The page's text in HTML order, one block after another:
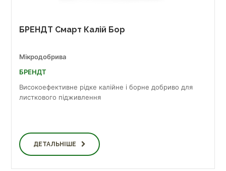
БРЕНДТ Смарт Калій Бор
Мікродобрива
БРЕНДТ
Високоефективне рідке калійне і борне добриво для
листкового підживлення
ДЕТАЛЬНІШЕ